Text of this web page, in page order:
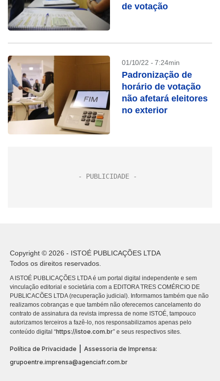
de votação
01/10/22 - 7:24min
Padronização de
horário de votação
não afetará eleitores
no exterior
Copyright © 2026 - ISTOÉ PUBLICAÇÕES LTDA
Todos os direitos reservados.
A ISTOÉ PUBLICAÇÕES LTDA é um portal digital independente e sem
vinculação editorial e societária com a EDITORA TRES COMÉRCIO DE
PUBLICACÕES LTDA (recuperação judicial). Informamos também que não
realizamos cobranças e que também não oferecemos cancelamento do
contrato de assinatura da revista impressa de nome ISTOÉ, tampouco
autorizamos terceiros a fazê-lo, nos responsabilizamos apenas pelo
conteúdo digital “https://istoe.com.br” e seus respectivos sites.
Política de Privacidade
Assessoria de Imprensa:
grupoentre.imprensa@agenciafr.com.br